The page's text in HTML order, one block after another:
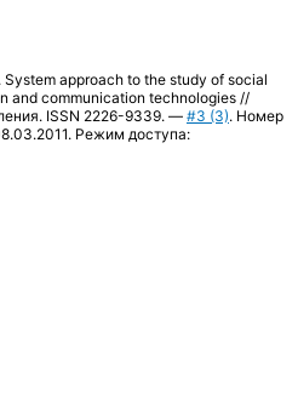
approach to the study of social
and communication technologies //
ISSN 2226-9339. — #3 (3). Номер
Режим доступа: